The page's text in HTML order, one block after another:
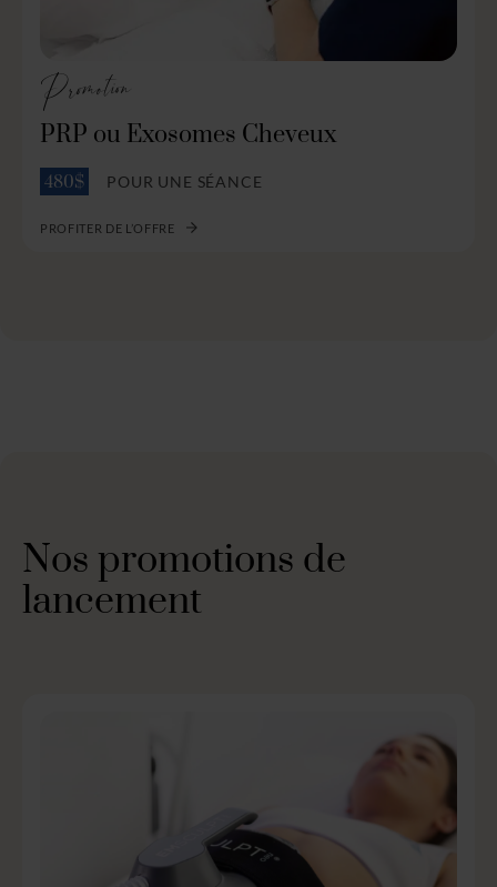
Promotion
PRP ou Exosomes Cheveux
480$ POUR UNE SÉANCE
PROFITER DE L’OFFRE
Nos promotions de
lancement